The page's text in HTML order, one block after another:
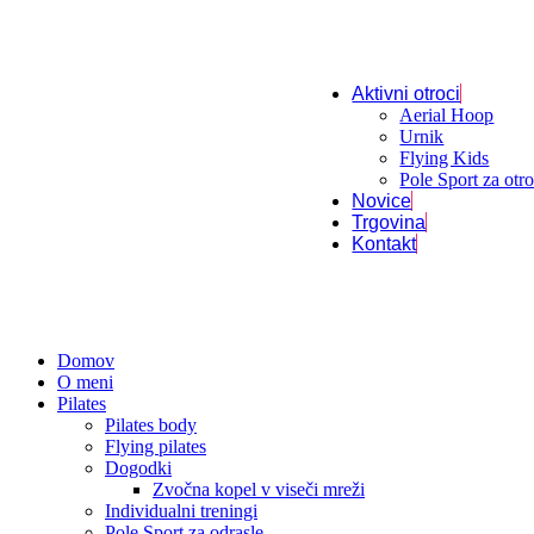
Aktivni otroci
Aerial Hoop
Urnik
Flying Kids
Pole Sport za
Novice
Trgovina
Kontakt
Domov
O meni
Pilates
Pilates body
Flying pilates
Dogodki
Zvočna kopel v viseči mreži
Individualni treningi